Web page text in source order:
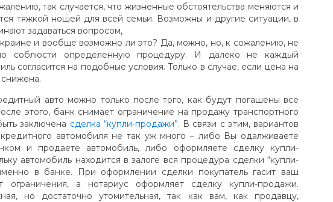
так случается, что жизненные обстоятельства меняются и
тяжкой ношей для всей семьи. Возможны и другие ситуации, в
задаваться вопросом,
и вообще возможно ли это? Да, можно, но, к сожалению, не
соблюсти определенную процедуру. И далеко не каждый
согласится на подобные условия. Только в случае, если цена на
авто можно только после того, как будут погашены все
этого, банк снимает ограничение на продажу транспортного
заключена сделка “купли-продажи”. В связи с этим, вариантов
автомобиля не так уж много – либо Вы одалживаете
и продаете автомобиль, либо оформляете сделку купли-
автомобиль находится в залоге вся процедура сделки “купли-
в банке. При оформлении сделки покупатель гасит ваш
а нотариус оформляет сделку купли-продажи.
но достаточно утомительная, так как вам, как продавцу,